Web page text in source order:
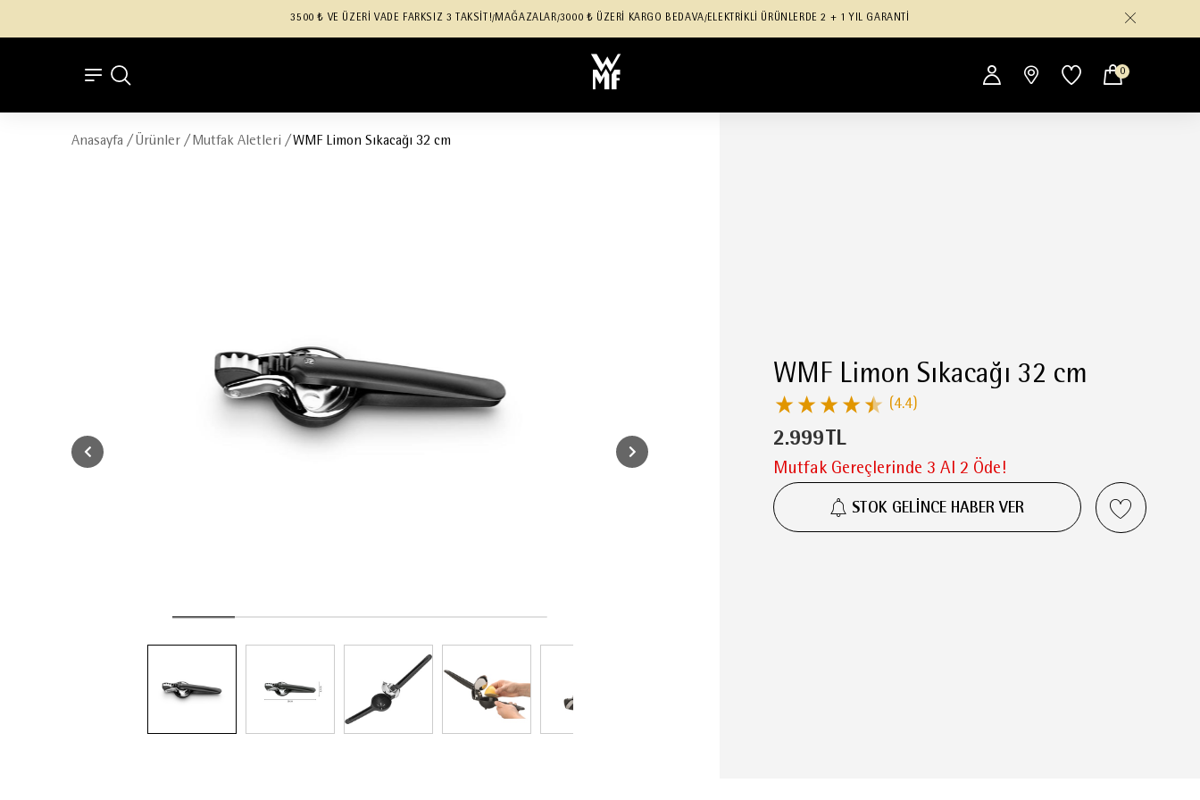
3500 ₺ VE ÜZERİ VADE FARKSIZ 3 TAKSİT!/ MAĞAZALAR/3000 ₺ ÜZERİ KARGO BEDAVA/ELEKTRİKLİ ÜRÜNLERDE 2 + 1 YIL GARANTİ
0
Anasayfa / Ürünler / Mutfak Aletleri / WMF Limon Sıkacağı 32 cm
WMF Limon Sıkacağı 32 cm
(4.4)
2.999 TL
Mutfak Gereçlerinde 3 Al 2 Öde!
STOK GELİNCE HABER VER